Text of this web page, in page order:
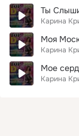
Ты
Карина
Моя
Карина
Мое
Карина